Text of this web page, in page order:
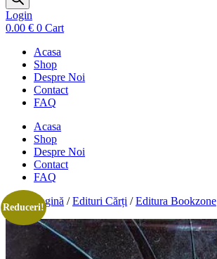
Login
0.00 € 0 Cart
Acasa
Shop
Despre Noi
Contact
FAQ
Acasa
Shop
Despre Noi
Contact
FAQ
Prima pagină /Edituri Cărți /Editura Bookzone
Reduceri!